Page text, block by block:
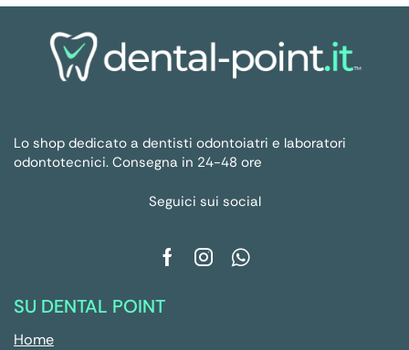
Lo shop dedicato a dentisti odontoiatri e laboratori
odontotecnici. Consegna in 24-48 ore
Seguici sui social
SU DENTAL POINT
Home